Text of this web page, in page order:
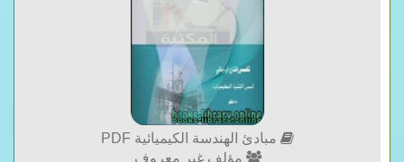
مبادئ الهندسة الكيميائية PDF
مؤلف غير معروف